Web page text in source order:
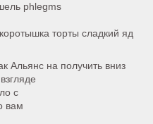
phlegms
торты сладкий яд
Альянс на получить вниз
с
вам